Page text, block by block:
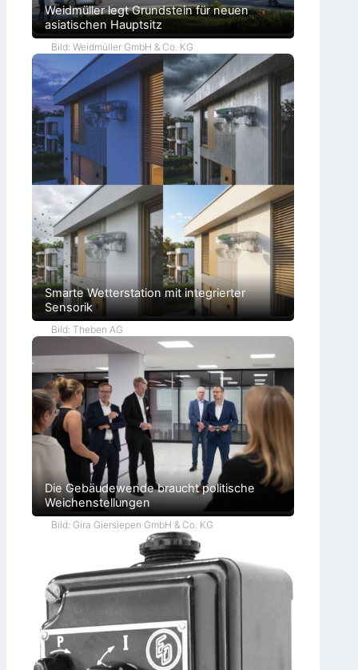
Weidmüller legt Grundstein für neuen
asiatischen Hauptsitz
Bild: Weidmüller GmbH & Co. KG
Smarte Wetterstation mit integrierter
Sensorik
Bild: Theben AG
Die Gebäudewende braucht politische
Weichenstellungen
Bild: Gira Giersiepen GmbH & Co. KG